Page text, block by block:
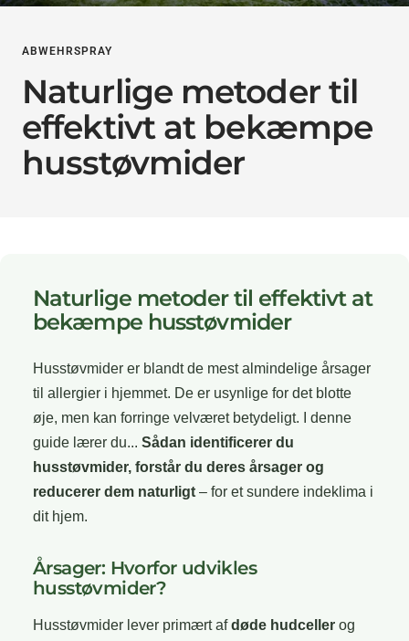
ABWEHRSPRAY
Naturlige metoder til
effektivt at bekæmpe
husstøvmider
Naturlige metoder til effektivt at
bekæmpe husstøvmider
Husstøvmider er blandt de mest almindelige årsager
til allergier i hjemmet. De er usynlige for det blotte
øje, men kan forringe velværet betydeligt. I denne
guide lærer du... Sådan identificerer du
husstøvmider, forstår du deres årsager og
reducerer dem naturligt – for et sundere indeklima i
dit hjem.
Årsager: Hvorfor udvikles
husstøvmider?
Husstøvmider lever primært afdøde hudceller og